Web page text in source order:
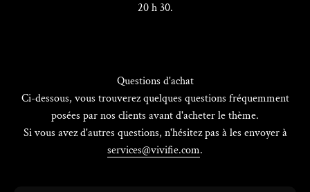
20 h 30.
Questions d'achat
Ci-dessous, vous trouverez quelques questions fréquemment
posées par nos clients avant d'acheter le thème.
Si vous avez d'autres questions, n'hésitez pas à les envoyer à
services@vivifie.com.